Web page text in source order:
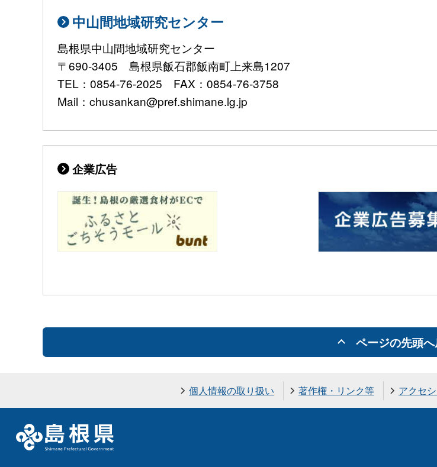
中山間地域研究センター
島根県中山間地域研究センター
〒690-3405 島根県飯石郡飯南町上来島1207
TEL：0854-76-2025 FAX：0854-76-3758
Mail：chusankan@pref.shimane.lg.jp
企業広告
ページの先頭
個人情報の取り扱い 著作権・リンク等 アクセ